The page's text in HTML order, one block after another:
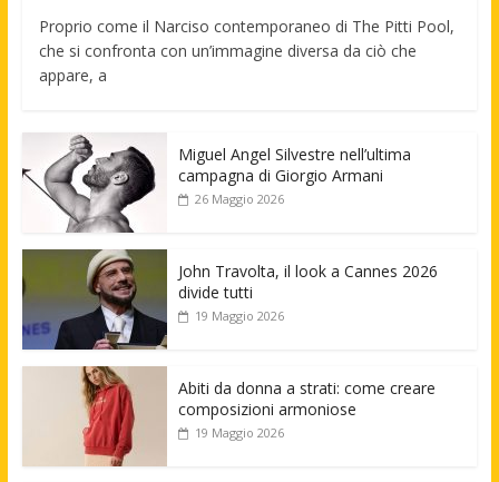
Proprio come il Narciso contemporaneo di The Pitti Pool,
che si confronta con un’immagine diversa da ciò che
appare, a
Miguel Angel Silvestre nell’ultima
campagna di Giorgio Armani
26 Maggio 2026
John Travolta, il look a Cannes 2026
divide tutti
19 Maggio 2026
Abiti da donna a strati: come creare
composizioni armoniose
19 Maggio 2026